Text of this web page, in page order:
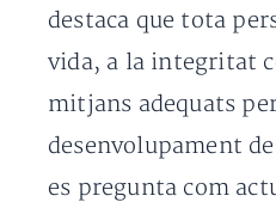
destaca que tota
vida, a la integritat
mitjans adequats
desenvolupament
es pregunta com